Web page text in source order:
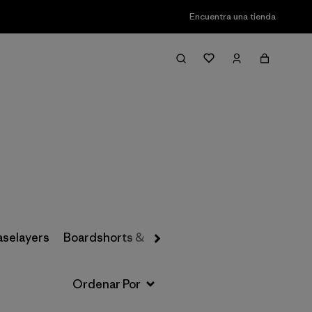
Encuentra una tienda
Filter & Sort
Boardshorts & Rashguards